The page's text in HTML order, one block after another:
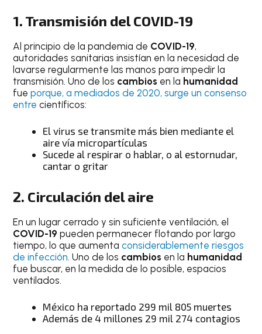
1. Transmisión delCOVID-19
Al principio de la pandemia de COVID-19,
autoridades sanitarias insistían en la necesidad de
lavarse regularmente las manos para impedir la
transmisión. Uno de los cambios en la humanidad
fueporque, a mediados de 2020, surge un consenso
entre científicos:
El virus se transmite más bien mediante el
aire vía micropartículas
Sucede al respirar o hablar, o al estornudar,
cantar o gritar
2. Circulación del aire
En un lugar cerrado y sin suficiente ventilación, el
COVID-19 pueden permanecer flotando por largo
tiempo, lo que aumentaconsiderablemente riesgos
de infección. Uno de los cambios en la humanidad
fue buscar, en la medida de lo posible, espacios
ventilados.
México ha reportado 299 mil 805 muertes
Además de 4 millones 29 mil 274 contagios